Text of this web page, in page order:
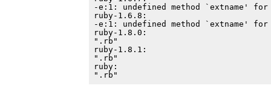
-e:1: undefined method `extname'
ruby-1.6.8:
-e:1: undefined method `extname'
ruby-1.8.0:
".rb"
ruby-1.8.1:
".rb"
ruby: